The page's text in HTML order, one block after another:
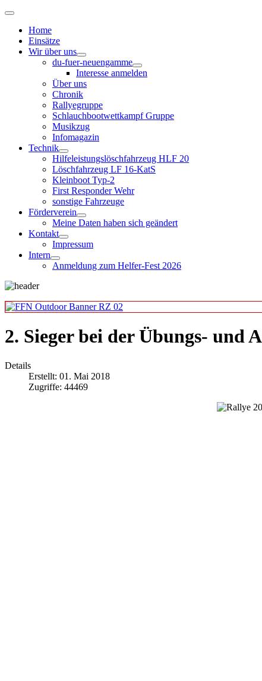
Home
Einsätze
Wir über uns
du-fuer-neuengamme
Interesse anmelden
Über uns
Chronik
Rallyegruppe
Schlauchbootwettkampf Gruppe
Musikzug
Infomagazin
Technik
Hilfeleistungslöschfahrzeug HLF 20
Löschfahrzeug LF 16-KatS
Kleinboot Typ-2
First Responder Wehr
sonstige Fahrzeuge
Förderverein
Meine Daten haben sich geändert
Kontakt
Impressum
Intern
Anmeldung zum Helfer-Fest 2026
2. Sieger bei der Übungs- und
Details
Erstellt: 01. Mai 2018
Zugriffe: 44469